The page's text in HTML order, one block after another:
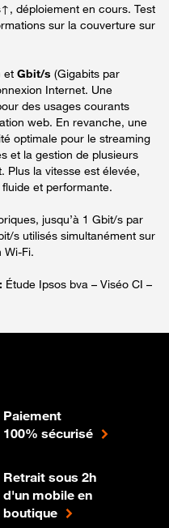
déploiement en cours. Test
sur la couverture sur
et Gbit/s (Gigabits par
Internet. Une
des usages courants
web. En revanche, une
optimale pour le streaming
et la gestion de plusieurs
Plus la vitesse est élevée,
et performante.
jusqu’à 1 Gbit/s par
s utilisés simultanément sur
Wi-Fi.
Étude Ipsos bva – Viséo CI –
Paiement
100% sécurisé
Retrait sous 2h
d'un mobile en
boutique